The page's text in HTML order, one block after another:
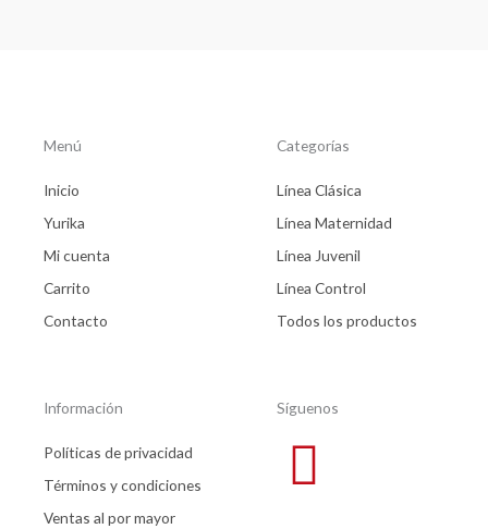
Menú
Inicio
Yurika
Mi cuenta
Carrito
Contacto
Categorías
Línea Clásica
Línea Maternidad
Línea Juvenil
Línea Control
Todos los productos
Información
Políticas de privacidad
Términos y condiciones
Ventas al por mayor
Síguenos